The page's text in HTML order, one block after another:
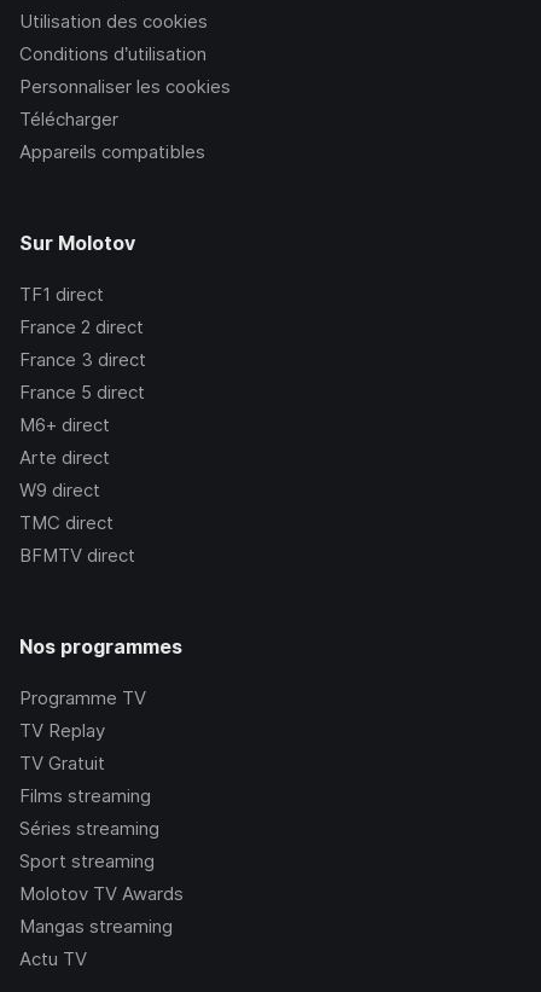
Utilisation des cookies
Conditions d’utilisation
Personnaliser les cookies
Télécharger
Appareils compatibles
Sur Molotov
TF1 direct
France 2 direct
France 3 direct
France 5 direct
M6+ direct
Arte direct
W9 direct
TMC direct
BFMTV direct
Nos programmes
Programme TV
TV Replay
TV Gratuit
Films streaming
Séries streaming
Sport streaming
Molotov TV Awards
Mangas streaming
Actu TV